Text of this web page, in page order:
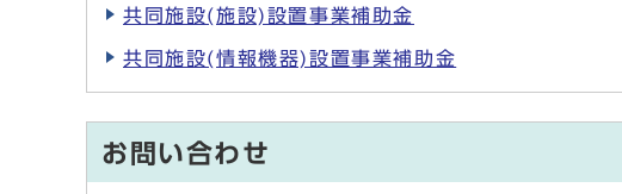
共同施設(施設)設置事業補助金
共同施設(情報機器)設置事業補助金
お問い合わせ